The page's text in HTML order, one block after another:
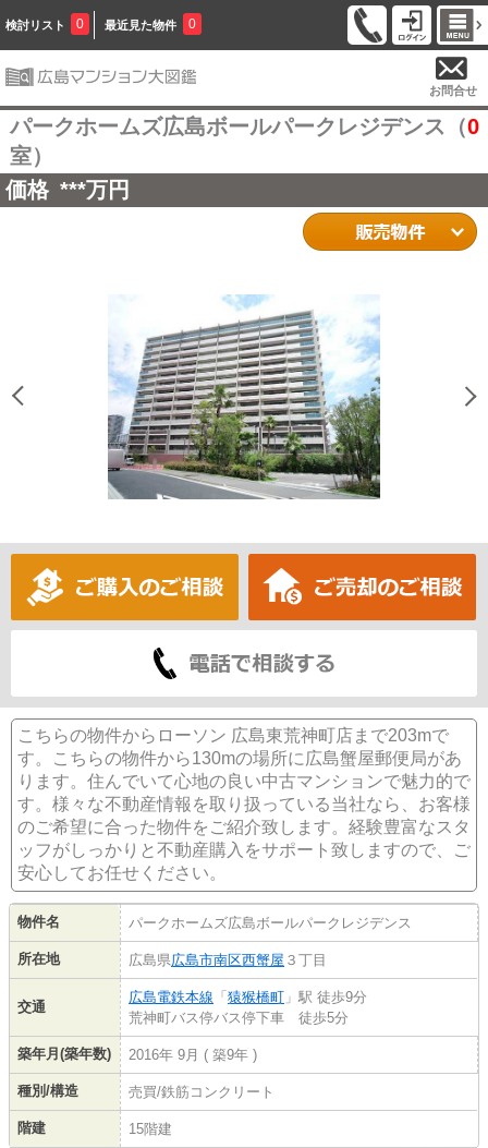
検討リスト 0 最近見た物件 0
お問合せ
パークホームズ広島ボールパークレジデンス（0
室）
価格 ***万円
こちらの物件からローソン 広島東荒神町店まで203mで
す。こちらの物件から130mの場所に広島蟹屋郵便局があ
ります。住んでいて心地の良い中古マンションで魅力的で
す。様々な不動産情報を取り扱っている当社なら、お客様
のご希望に合った物件をご紹介致します。経験豊富なスタ
ッフがしっかりと不動産購入をサポート致しますので、ご
安心してお任せください。
物件名 パークホームズ広島ボールパークレジデンス
所在地 広島県広島市南区西蟹屋 ３丁目
交通
広島電鉄本線 「猿猴橋町 」駅 徒歩9分
荒神町バス停バス停下車 徒歩5分
築年月(築年数) 2016年 9月 ( 築9年 )
種別/構造 売買/鉄筋コンクリート
階建 15階建